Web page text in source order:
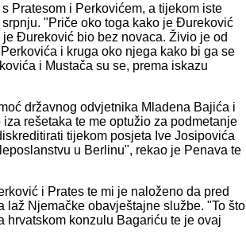
Pratesom i Perkovićem, a tijekom iste
"Priče oko toga kako je Đureković
Đureković bio bez novaca. Živio je od
i kruga oko njega kako bi ga se
i Mustača su se, prema iskazu
državnog odvjetnika Mladena Bajića i
rešetaka te me optužio za podmetanje
tijekom posjeta Ive Josipovića
u Berlinu", rekao je Penava te
i Prates te mi je naloženo da pred
laž Njemačke obavještajne službe. "To što
konzulu Bagariću te je ovaj